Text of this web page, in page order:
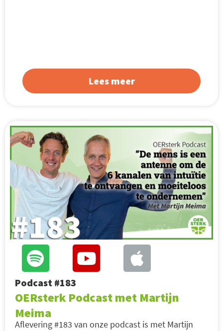
Lees meer
Podcast #183
OERsterk Podcast met Martijn
Meima
Aflevering #183 van onze podcast is met Martijn